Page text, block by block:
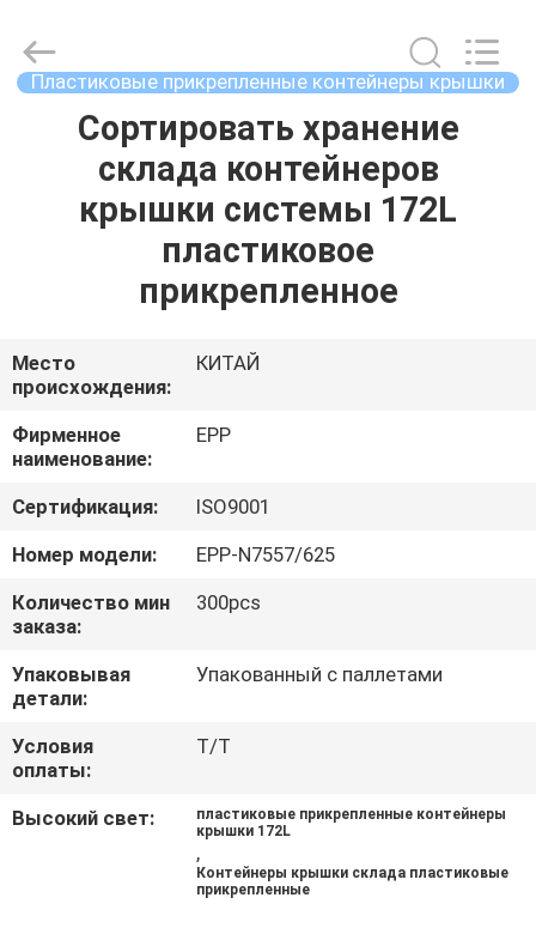
ДОМОЙ
ПРОДУКТЫ
КОМПАНИИ
ЭКСКУРСИЯ
ПО
ЗАВОДУ
КОНТРОЛЬ
КАЧЕСТВА
СВЯЖИТЕСЬ
С
НАМИ
ЗАПРОСИТЬ
supplier.
Copyright
2017
Пластиковые прикрепленные контейнеры крышки
Сортировать хранение
склада контейнеров
крышки системы 172L
пластиковое
прикрепленное
Место
происхождения:
КИТАЙ
Фирменное
наименование:
EPP
Сертификация:
ISO9001
Номер модели:
EPP-N7557/625
Количество мин
заказа:
300pcs
Упаковывая
детали:
Упакованный с паллетами
Условия
оплаты:
T/T
Высокий свет:
пластиковые прикрепленные контейнеры
крышки 172L
,
Контейнеры крышки склада пластиковые
прикрепленные